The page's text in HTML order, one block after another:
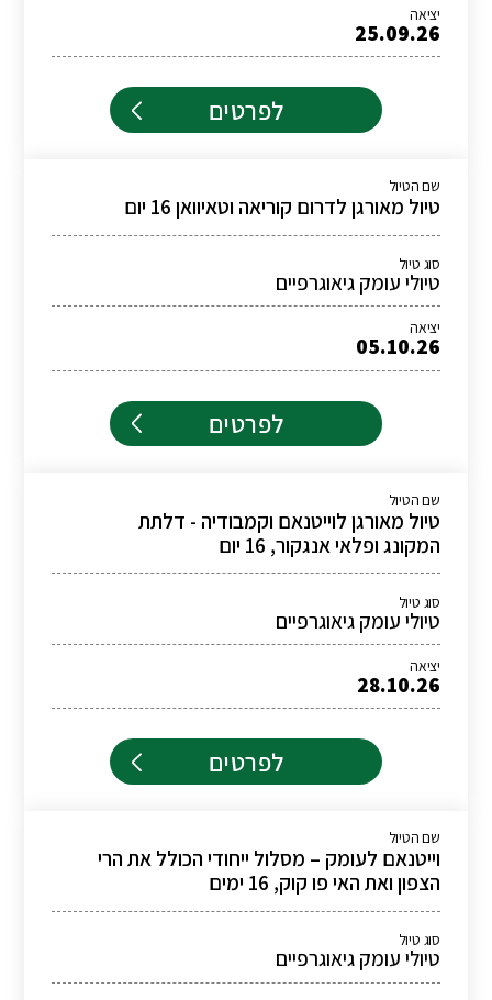
יציאה
25.09.26
לפרטים
שם הטיול
טיול מאורגן לדרום קוריאה וטאיוואן 16 יום
סוג טיול
טיולי עומק גיאוגרפיים
יציאה
05.10.26
לפרטים
שם הטיול
טיול מאורגן לוייטנאם וקמבודיה - דלתת
המקונג ופלאי אנגקור, 16 יום
סוג טיול
טיולי עומק גיאוגרפיים
יציאה
28.10.26
לפרטים
שם הטיול
וייטנאם לעומק – מסלול ייחודי הכולל את הרי
הצפון ואת האי פו קוק, 16 ימים
סוג טיול
טיולי עומק גיאוגרפיים